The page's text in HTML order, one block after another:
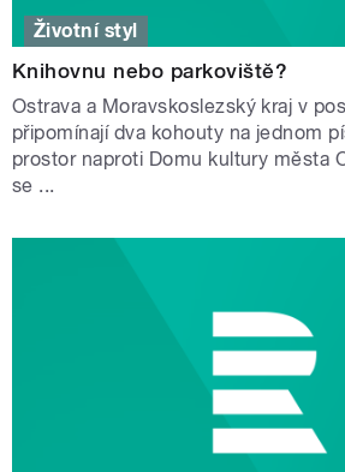
Životní styl
Knihovnu nebo parkoviště?
Ostrava a Moravskoslezský kraj v
připomínají dva kohouty na jednom
prostor naproti Domu kultury města
se ...